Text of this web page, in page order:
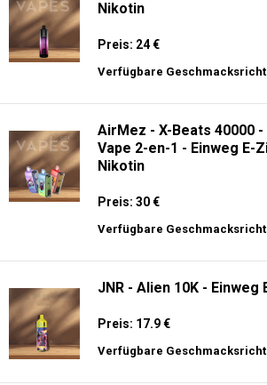
Nikotin
Preis: 24 €
Verfügbare
AirMez - X-Beats 40000
Vape 2-en-1 - Einweg E-
Nikotin
Preis: 30 €
Verfügbare
JNR - Alien 10K -
Preis: 17.9 €
Verfügbare